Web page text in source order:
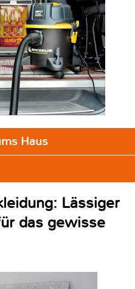
Haus
Lässiger
das gewisse